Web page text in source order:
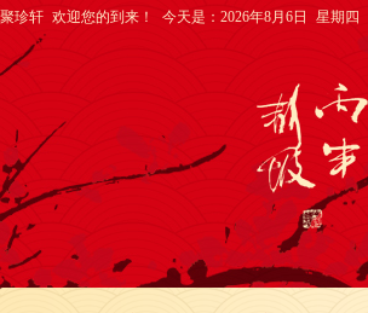
聚珍轩 欢迎您的到来！ 今天是：2026年8月6日 星期四